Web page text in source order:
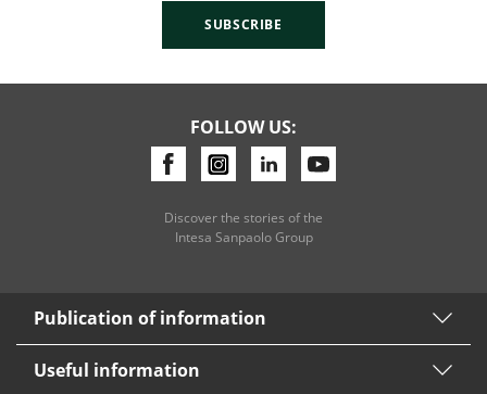
SUBSCRIBE
FOLLOW US:
Discover the stories of the
Intesa Sanpaolo Group
Publication of information
Useful information